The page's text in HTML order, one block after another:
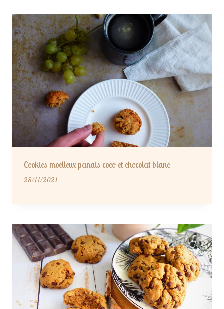
Cookies moelleux panais coco et chocolat blanc
28/11/2021